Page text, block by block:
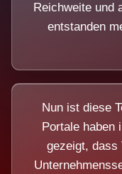
Reichweite und
entstanden
Nun ist diese
Portale haben
gezeigt, dass